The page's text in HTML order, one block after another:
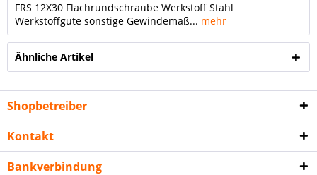
FRS 12X30 Flachrundschraube Werkstoff Stahl
Werkstoffgüte sonstige Gewindemaß... mehr
Ähnliche Artikel
Shopbetreiber
Kontakt
Bankverbindung